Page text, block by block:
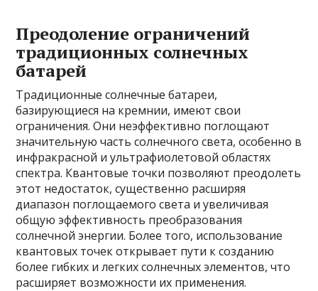
Преодоление ограничений
традиционных солнечных
батарей
Традиционные солнечные батареи,
базирующиеся на кремнии, имеют свои
ограничения. Они неэффективно поглощают
значительную часть солнечного света, особенно в
инфракрасной и ультрафиолетовой областях
спектра. Квантовые точки позволяют преодолеть
этот недостаток, существенно расширяя
диапазон поглощаемого света и увеличивая
общую эффективность преобразования
солнечной энергии. Более того, использование
квантовых точек открывает пути к созданию
более гибких и легких солнечных элементов, что
расширяет возможности их применения.